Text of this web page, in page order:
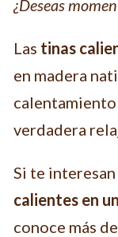
¿Deseas
Las tinas
en madera
verdadera
Si te
calientes en
conoce más